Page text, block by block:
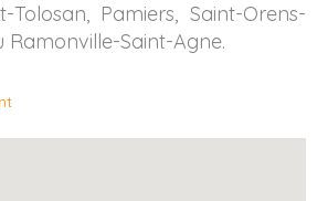
Tolosan, Pamiers, Saint-Orens-
Ramonville-Saint-Agne.